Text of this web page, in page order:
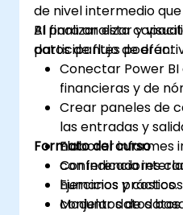
de nivel intermedio
BI para analizar y
datos de flujo de
Al finalizar esta
participantes podrán:
Conectar Power
financieras y de
Crear paneles de
las entradas y
Elaborar informes
con indicadores
humanos y costos.
Modelar datos
Formato del curso
Conferencia
Ejercicios
conjuntos de